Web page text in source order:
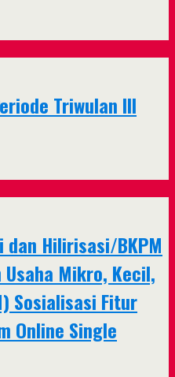
Triwulan III
Hilirisasi/BKPM
Mikro, Kecil,
Sosialisasi Fitur
Online Single